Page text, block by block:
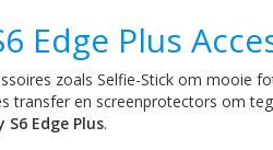
Edge Plus
zoals Selfie-Stick om mooie
transfer en screenprotectors om
S6 Edge Plus.